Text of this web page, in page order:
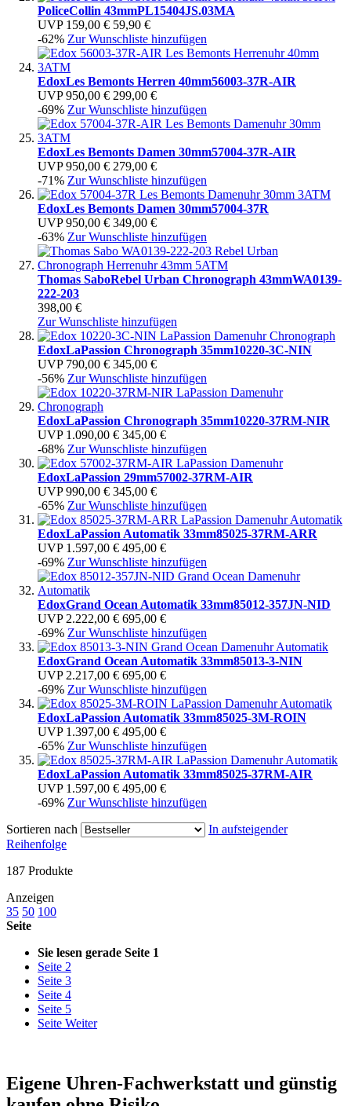
PoliceCollin 43mmPL15404JS.03MA
UVP 159,00 € 59,90 €
-62% Zur Wunschliste hinzufügen
EdoxLes Bemonts Herren 40mm56003-37R-AIR
UVP 950,00 € 299,00 €
-69% Zur Wunschliste hinzufügen
EdoxLes Bemonts Damen 30mm57004-37R-AIR
UVP 950,00 € 279,00 €
-71% Zur Wunschliste hinzufügen
EdoxLes Bemonts Damen 30mm57004-37R
UVP 950,00 € 349,00 €
-63% Zur Wunschliste hinzufügen
Thomas SaboRebel Urban Chronograph 43mmWA0139-
222-203
398,00 €
Zur Wunschliste hinzufügen
EdoxLaPassion Chronograph 35mm10220-3C-NIN
UVP 790,00 € 345,00 €
-56% Zur Wunschliste hinzufügen
EdoxLaPassion Chronograph 35mm10220-37RM-NIR
UVP 1.090,00 € 345,00 €
-68% Zur Wunschliste hinzufügen
EdoxLaPassion 29mm57002-37RM-AIR
UVP 990,00 € 345,00 €
-65% Zur Wunschliste hinzufügen
EdoxLaPassion Automatik 33mm85025-37RM-ARR
UVP 1.597,00 € 495,00 €
-69% Zur Wunschliste hinzufügen
EdoxGrand Ocean Automatik 33mm85012-357JN-NID
UVP 2.222,00 € 695,00 €
-69% Zur Wunschliste hinzufügen
EdoxGrand Ocean Automatik 33mm85013-3-NIN
UVP 2.217,00 € 695,00 €
-69% Zur Wunschliste hinzufügen
EdoxLaPassion Automatik 33mm85025-3M-ROIN
UVP 1.397,00 € 495,00 €
-65% Zur Wunschliste hinzufügen
EdoxLaPassion Automatik 33mm85025-37RM-AIR
UVP 1.597,00 € 495,00 €
-69% Zur Wunschliste hinzufügen
Sortieren nach
In aufsteigender
Reihenfolge
187 Produkte
Anzeigen
35 50 100
Seite
Sie lesen gerade Seite 1
Seite 2
Seite 3
Seite 4
Seite 5
Seite Weiter
Eigene Uhren-Fachwerkstatt und günstig